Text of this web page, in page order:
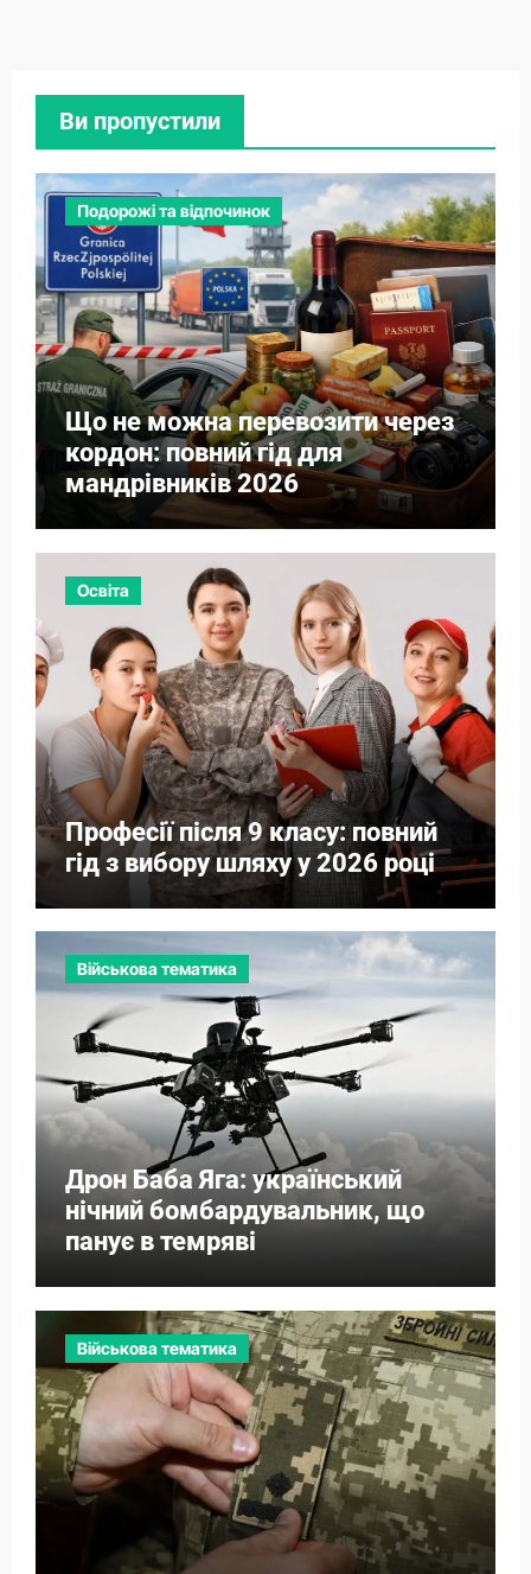
Ви пропустили
Подорожі та відпочинок
Що не можна перевозити через
кордон: повний гід для
мандрівників 2026
Освіта
Професії після 9 класу: повний
гід з вибору шляху у 2026 році
Військова тематика
Дрон Баба Яга: український
нічний бомбардувальник, що
панує в темряві
Військова тематика